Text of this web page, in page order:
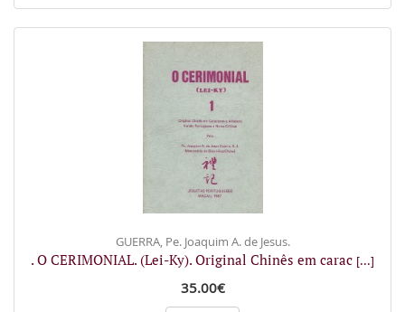
GUERRA, Pe. Joaquim A. de Jesus.
. O CERIMONIAL. (Lei-Ky). Original Chinês em carac [...]
35.00€